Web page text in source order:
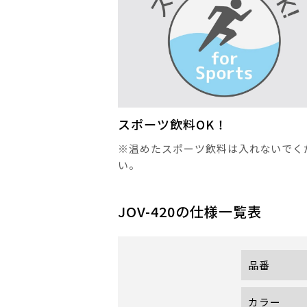
スポーツ飲料OK！
※温めたスポーツ飲料は入れないでく
い。
JOV-420の仕様一覧表
品番
カラー